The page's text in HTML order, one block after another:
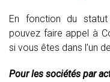
En fonction du
pouvez faire appel à
si vous êtes dans l’un
Pour les sociétés par